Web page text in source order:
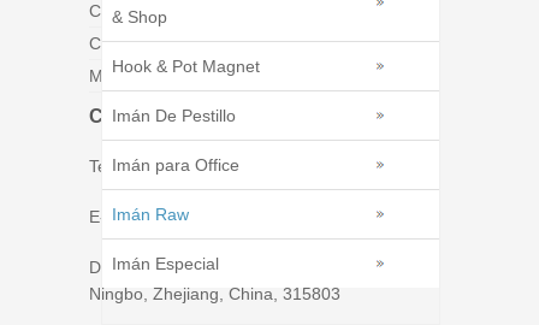
& Shop
Hook & Pot Magnet
Imán De Pestillo
Imán para Office
Imán Raw
Imán Especial
Catálogos
Contáctenos
Mapa del sitio
Contáctenos
Tel : 86 - 574 - 86226269
E-mail : tim@ningbomagnetics.com
Dirección：No.139, Jinji Road, Xiaogang,
Ningbo, Zhejiang, China, 315803